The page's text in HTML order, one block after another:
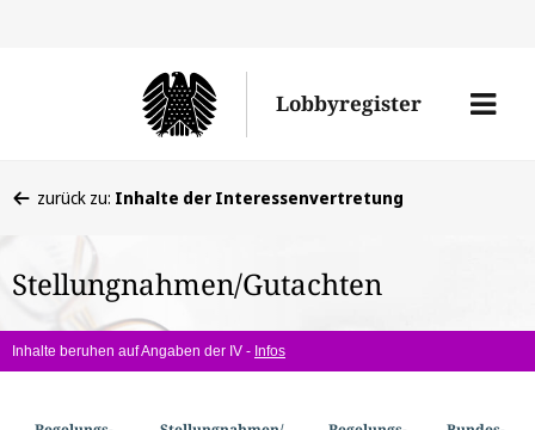
den
Lobbyregister
Menü
befinden
hier:
zurück zu: Inhalte der Interessenvertretung
Stellungnahmen/Gutachten
Inhalte beruhen auf Angaben der IV - Infos